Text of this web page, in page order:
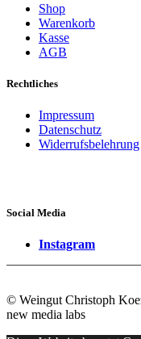
Shop
Warenkorb
Kasse
AGB
Rechtliches
Impressum
Datenschutz
Widerrufsbelehrung
Social Media
Instagram
© Weingut Christoph
new media labs